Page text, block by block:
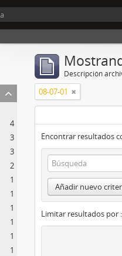
4
3
3
2
1
1
1
1
1
1
Descripción
08-07-01
Encontrar resultados
Añadir nuevo
Limitar resultados por :